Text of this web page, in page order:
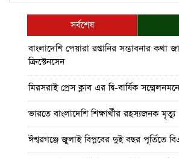
সর্বশেষ
বাংলাদেশি পেয়ারা রপ্তানির সম্ভাবনার কথা
ক্রিস্টেনসেন
মিরসরাই প্রেস ক্লাব এর দ্বি-বার্ষিক
ভারতে বাংলাদেশি শিক্ষার্থীর রহস্যজনক মৃত্যু
ঈশ্বরগঞ্জে জুলাই বিপ্লবের দুই বছর পূর্তিতে